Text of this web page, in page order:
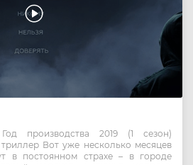
производства 2019 (1 сезон)
Вот уже несколько месяцев
в постоянном страхе – в городе